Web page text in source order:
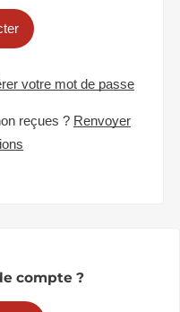
votre mot de passe
reçues ? Renvoyer
compte ?